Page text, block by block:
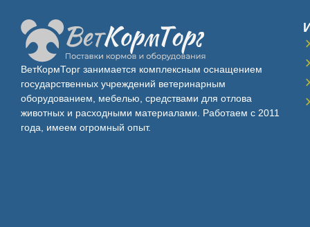
ВетКормТорг занимается комплексным оснащением
государственных учреждений ветеринарным
оборудованием, мебелью, средствами для отлова
животных и расходными материалами. Работаем с 2011
года, имеем огромный опыт.